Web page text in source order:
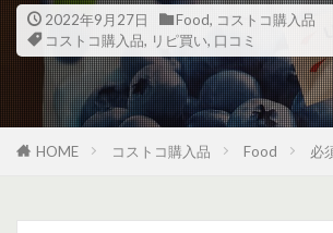
2022年9月27日 Food, コストコ購入品
コストコ購入品, リピ買い, 口コミ
HOME コストコ購入品 Food 必